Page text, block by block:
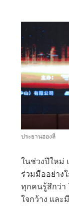
ประธานฮองลี
ในช่วงปีใหม่
ร่วมมืออย่าง
ทุกคนรู้สึกว่า
ใจกว้าง และ